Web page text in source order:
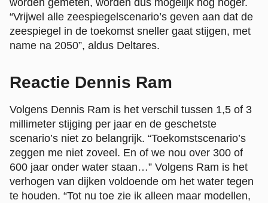
“Vrijwel alle zeespiegelscenario’s geven aan dat de
zeespiegel in de toekomst sneller gaat stijgen, met
name na 2050”, aldus Deltares.
Reactie Dennis Ram
Volgens Dennis Ram is het verschil tussen 1,5 of 3
millimeter stijging per jaar en de geschetste
scenario’s niet zo belangrijk. “Toekomstscenario’s
zeggen me niet zoveel. En of we nou over 300 of
600 jaar onder water staan…” Volgens Ram is het
verhogen van dijken voldoende om het water tegen
te houden. “Tot nu toe zie ik alleen maar modellen,